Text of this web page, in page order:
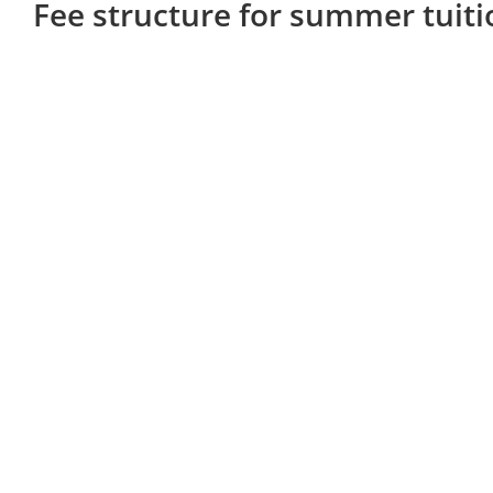
Fee structure for summer